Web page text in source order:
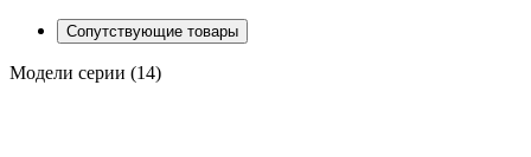
Сопутствующие товары
Модели серии (14)